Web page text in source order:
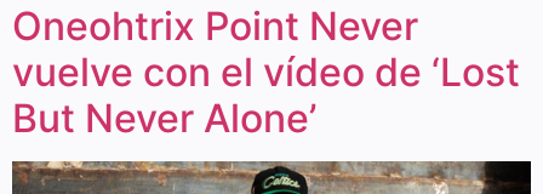
Oneohtrix Point Never
vuelve con el vídeo de ‘Lost
But Never Alone’